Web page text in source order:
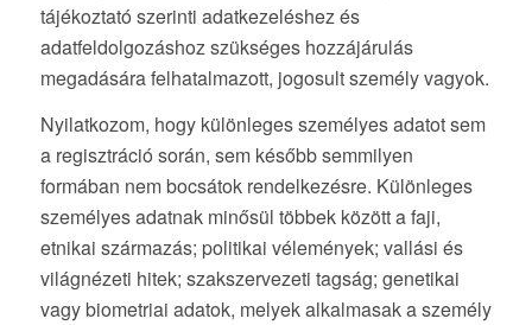
tájékoztató szerinti adatkezeléshez és
adatfeldolgozáshoz szükséges hozzájárulás
megadására felhatalmazott, jogosult személy vagyok.
Nyilatkozom, hogy különleges személyes adatot sem
a regisztráció során, sem később semmilyen
formában nem bocsátok rendelkezésre. Különleges
személyes adatnak minősül többek között a faji,
etnikai származás; politikai vélemények; vallási és
világnézeti hitek; szakszervezeti tagság; genetikai
vagy biometriai adatok, melyek alkalmasak a személy